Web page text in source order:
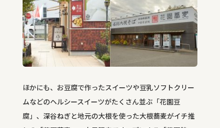
ほかにも、お豆腐で作ったスイーツや豆乳ソフトクリー
ムなどのヘルシースイーツがたくさん並ぶ「花園豆
腐」、深谷ねぎと地元の大根を使った大根蕎麦がイチ推